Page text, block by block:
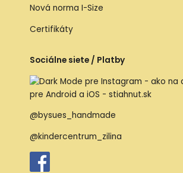
Nová norma I-Size
Certifikáty
Sociálne siete / Platby
@bysues_handmade
@kindercentrum_zilina